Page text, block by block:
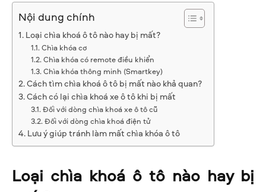
Nội dung chính
Loại chìa khoá ô tô nào hay bị mất?
Chìa khóa cơ
Chìa khóa có remote điều khiển
Chìa khóa thông minh (Smartkey)
Cách tìm chìa khoá ô tô bị mất nào khả quan?
Cách có lại chìa khoá xe ô tô khi bị mất
Đối với dòng chìa khoá xe ô tô cũ
Đối với dòng chìa khoá điện tử
Lưu ý giúp tránh làm mất chìa khóa ô tô
Loại chìa khoá ô tô nào hay bị